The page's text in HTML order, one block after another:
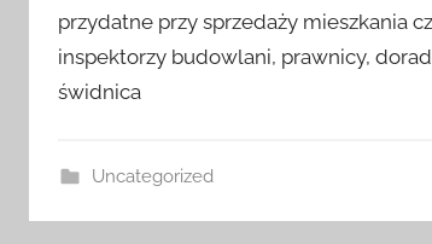
przydatne przy sprzedaży mieszkania
inspektorzy budowlani, prawnicy,
świdnica
Uncategorized